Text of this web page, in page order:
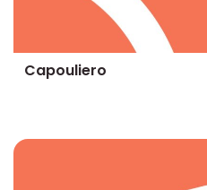
Capouliero